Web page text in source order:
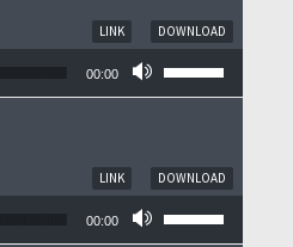
DOWNLOAD
LINK
00:00
DOWNLOAD
LINK
00:00